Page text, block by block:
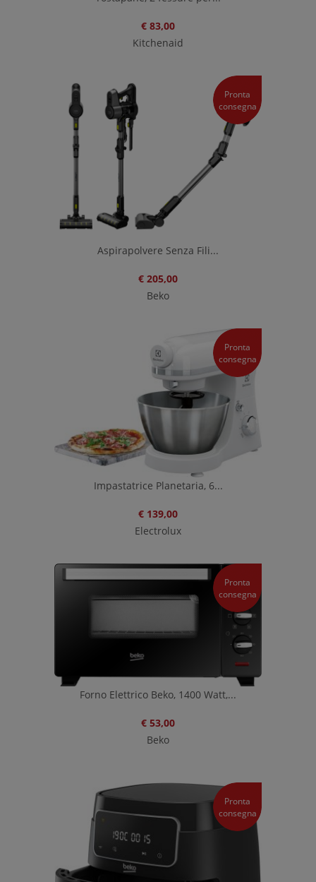
€ 83,00
Kitchenaid
Pronta
consegna
Aspirapolvere Senza Fili...
€ 205,00
Beko
Pronta
consegna
Impastatrice Planetaria, 6...
€ 139,00
Electrolux
Pronta
consegna
Forno Elettrico Beko, 1400 Watt,...
€ 53,00
Beko
Pronta
consegna